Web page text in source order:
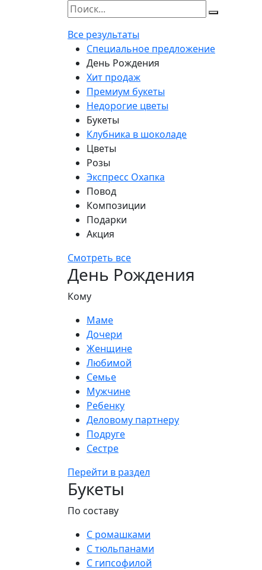
Все результаты
Специальное предложение
День Рождения
Хит продаж
Премиум букеты
Недорогие цветы
Букеты
Клубника в шоколаде
Цветы
Розы
Экспресс Охапка
Повод
Композиции
Подарки
Акция
Смотреть все
День Рождения
Кому
Маме
Дочери
Женщине
Любимой
Семье
Мужчине
Ребенку
Деловому партнеру
Подруге
Сестре
Перейти в раздел
Букеты
По составу
С ромашками
С тюльпанами
С гипсофилой